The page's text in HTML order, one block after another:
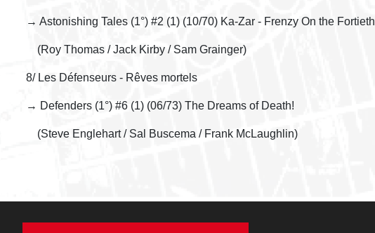
→ Astonishing Tales (1°) #2 (1) (10/70) Ka-Zar - Frenzy On the
(Roy Thomas / Jack Kirby / Sam Grainger)
8/ Les Défenseurs - Rêves mortels
→ Defenders (1°) #6 (1) (06/73) The Dreams of Death!
(Steve Englehart / Sal Buscema / Frank McLaughlin)